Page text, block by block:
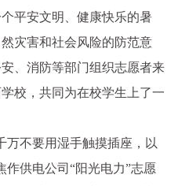
平安文明、健康快乐的暑
灾害和社会风险的防范意
、消防等部门组织志愿者来
校，共同为在校学生上了一
万不要用湿手触摸插座，以
供电公司“阳光电力”志愿